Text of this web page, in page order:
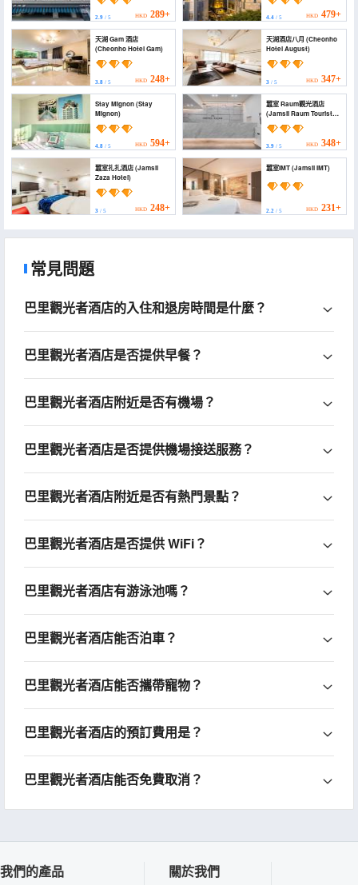
2.9 / 5 HKD 289+ 4.4/ 5 HKD 479+
天湖 Gam 酒店
(Cheonho Hotel Gam)
3.8 / 5 HKD 248+
天湖酒店八月 (Cheonho
Hotel August)
3/ 5 HKD 347+
Stay Mignon (Stay
Mignon)
4.8 / 5 HKD 594+
蠶室 Raum觀光酒店
(Jamsil Raum Tourist
Hotel)
3.9/ 5 HKD 348+
蠶室扎扎酒店 (Jamsil
Zaza Hotel)
3 / 5 HKD 248+
蠶室IMT (Jamsil IMT)
2.2/ 5 HKD 231+
常見問題
巴里觀光者酒店的入住和退房時間是什麼？
巴里觀光者酒店是否提供早餐？
巴里觀光者酒店附近是否有機場？
巴里觀光者酒店是否提供機場接送服務？
巴里觀光者酒店附近是否有熱門景點？
巴里觀光者酒店是否提供 WiFi？
巴里觀光者酒店有游泳池嗎？
巴里觀光者酒店能否泊車？
巴里觀光者酒店能否攜帶寵物？
巴里觀光者酒店的預訂費用是？
巴里觀光者酒店能否免費取消？
我們的產品 關於我們